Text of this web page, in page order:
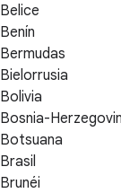
Belice
Benín
Bermudas
Bielorrusia
Bolivia
Bosnia-
Botsuana
Brasil
Brunéi